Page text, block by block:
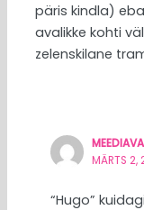
päris kindla)
avalikke kohti
zelenskilane
MÄRTS 2,
“Hugo”